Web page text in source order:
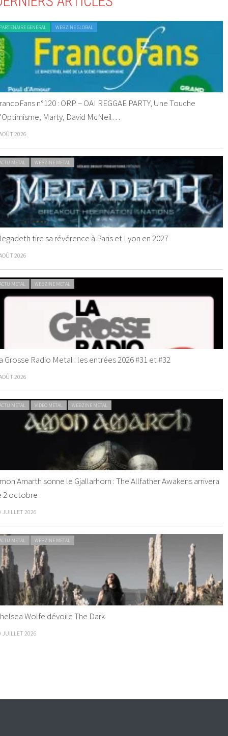
GENERAL WEBZINE GLOBAL
n°120 : ORP – OAI REGGAE PARTY, Une Touche
Marty, David McNeil…
2026
METAL WEBZINE METAL
tire sa révérence à Paris et Lyon en 2027
2026
METAL WEBZINE METAL
Grosse Radio Metal : les entrées 2026 #31 et #32
2026
METAL VIDEO METAL WEBZINE METAL
Amarth sonne le Gjallarhorn : The Allfather Awakens arrivera
2 octobre
JUILLET 2026
METAL WEBZINE METAL
Wolfe dévoile The Dark
JUILLET 2026